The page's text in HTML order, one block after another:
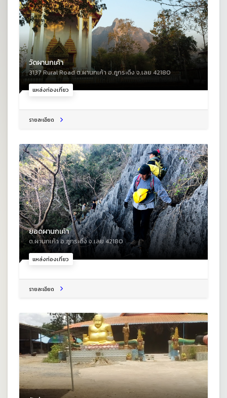
แหล่งท่องเที่ยว
วัดผานกเค้า
3137 Rural Road ต.ผานกเค้า อ.ภูกระดึง จ.เลย 42180
รายละเอียด
แหล่งท่องเที่ยว
ยอดผานกเค้า
ต.ผานกเค้า อ.ภูกระดึง จ.เลย 42180
รายละเอียด